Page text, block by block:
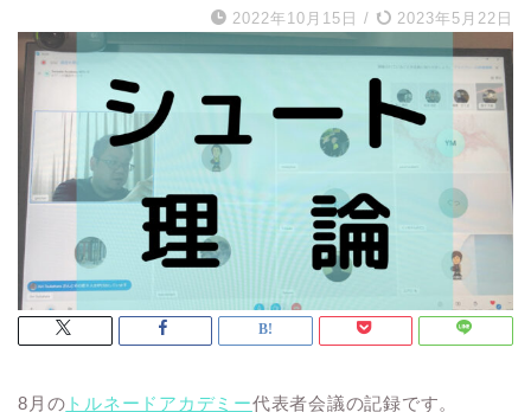
2022年10月15日 / 2023年5月22日
8月の トルネードアカデミー代表者会議の記録です。